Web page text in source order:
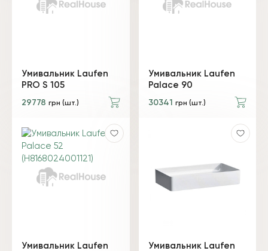
Умивальник Laufen
PRO S 105
29778 грн (шт.)
Умивальник Laufen
Palace 90
30341 грн (шт.)
Умивальник Laufen
Умивальник Laufen